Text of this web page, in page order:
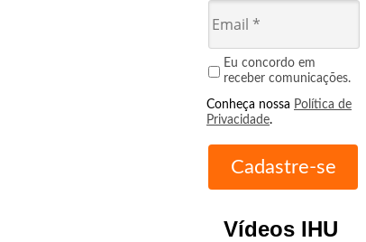
Eu concordo em
receber comunicações.
Conheça nossa Política de
Privacidade.
Vídeos IHU